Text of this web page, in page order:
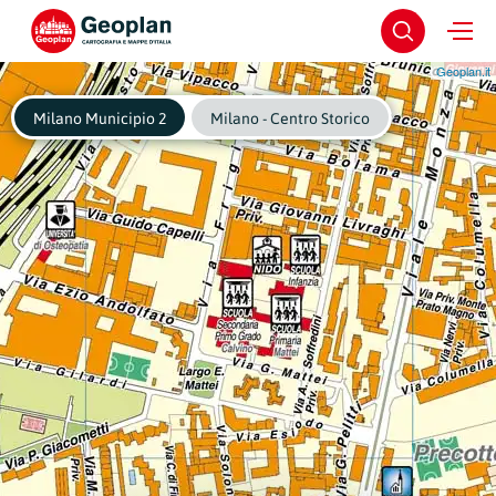
Geoplan.it
Milano Municipio 2 Milano - Centro Storico